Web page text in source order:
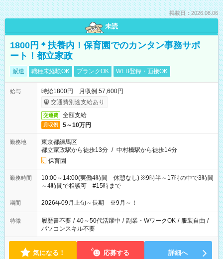
掲載日：2026.08.06
未読
1800円＊扶養内！保育園でのカンタン事務サポ
ート！都立家政
派遣 職種未経験OK ブランクOK WEB登録・面接OK
給与
時給1800円 月収例 57,600円
交通費別途支給あり
交通費 全額支給
月収例 5～10万円
勤務地
東京都練馬区
都立家政駅から徒歩13分 / 中村橋駅から徒歩14分
保育園
勤務時間
10:00～14:00(実働4時間 休憩なし) ※9時半～17時の中で3時間
～4時間で相談可 #15時まで
期間 2026年09月上旬～長期 ※9月～！
特徴 履歴書不要 / 40～50代活躍中 / 副業・WワークOK / 服装自由 /
パソコンスキル不要
気になる！ 応募する 詳細へ